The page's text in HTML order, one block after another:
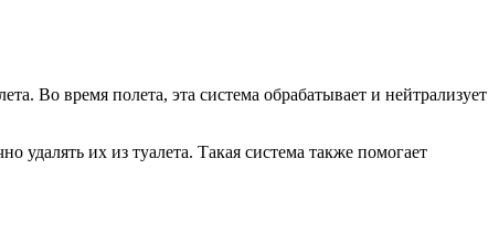
Во время полета, эта система обрабатывает и нейтрализует
удалять их из туалета. Такая система также помогает